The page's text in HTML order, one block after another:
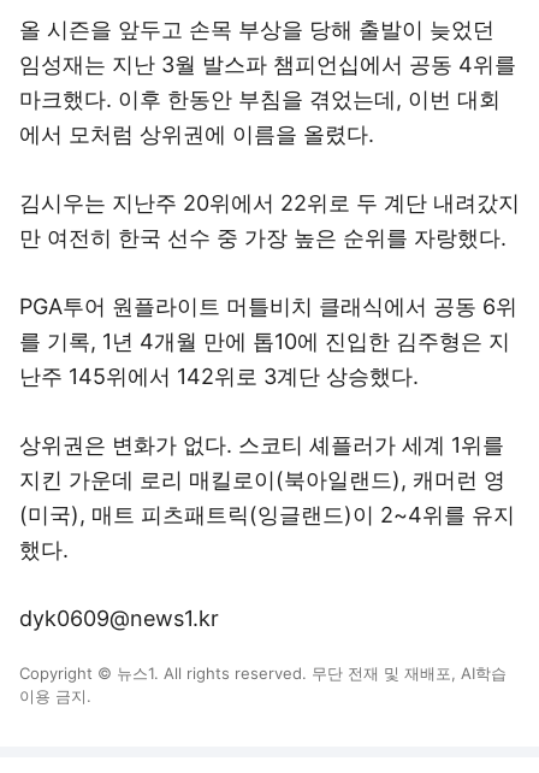
올 시즌을 앞두고 손목 부상을 당해 출발이 늦었던
임성재는 지난 3월 발스파 챔피언십에서 공동 4위를
마크했다. 이후 한동안 부침을 겪었는데, 이번 대회
에서 모처럼 상위권에 이름을 올렸다.
김시우는 지난주 20위에서 22위로 두 계단 내려갔지
만 여전히 한국 선수 중 가장 높은 순위를 자랑했다.
PGA투어 원플라이트 머틀비치 클래식에서 공동 6위
를 기록, 1년 4개월 만에 톱10에 진입한 김주형은 지
난주 145위에서 142위로 3계단 상승했다.
상위권은 변화가 없다. 스코티 셰플러가 세계 1위를
지킨 가운데 로리 매킬로이(북아일랜드), 캐머런 영
(미국), 매트 피츠패트릭(잉글랜드)이 2~4위를 유지
했다.
dyk0609@news1.kr
Copyright © 뉴스1. All rights reserved. 무단 전재 및 재배포, AI학습
이용 금지.